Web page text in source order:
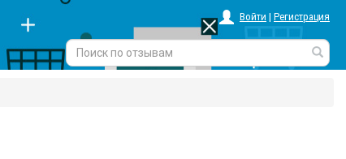
Войти | Регистрация